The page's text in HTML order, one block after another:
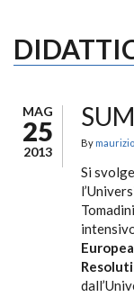
MAG
25
2013
By
Si